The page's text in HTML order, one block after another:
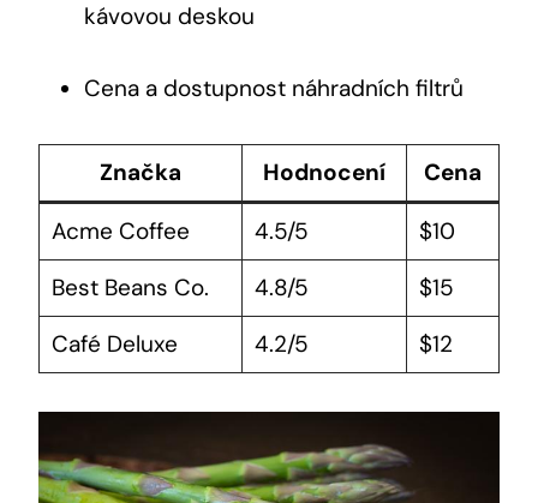
kávovou deskou
Cena a⁤ dostupnost‌ náhradních filtrů
Značka Hodnocení
Cena
Acme ⁤Coffee
4.5/5
$10
Best Beans‍ Co.
4.8/5
$15
Café Deluxe
4.2/5 $12